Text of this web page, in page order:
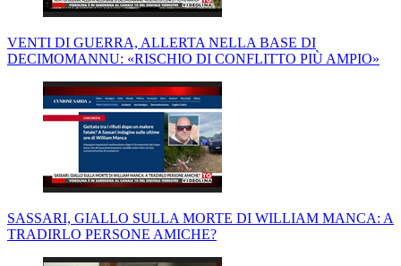
VENTI DI GUERRA, ALLERTA NELLA BASE DI
DECIMOMANNU: «RISCHIO DI CONFLITTO PIÙ AMPIO»
SASSARI, GIALLO SULLA MORTE DI WILLIAM MANCA: A
TRADIRLO PERSONE AMICHE?